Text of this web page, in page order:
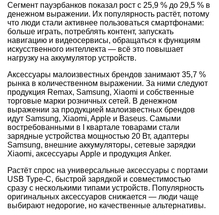
Сегмент пауэрбанков показал рост с 25,9 % до 29,5 % в
денежном выражении. Их популярность растёт, потому
что люди стали активнее пользоваться смартфонами:
больше играть, потреблять контент, запускать
навигацию и видеосервисы, обращаться к функциям
искусственного интеллекта — всё это повышает
нагрузку на аккумулятор устройств.
Аксессуары малоизвестных брендов занимают 35,7 %
рынка в количественном выражении. За ними следуют
продукция Remax, Samsung, Xiaomi и собственные
торговые марки розничных сетей. В денежном
выражении за продукцией малоизвестных брендов
идут Samsung, Xiaomi, Apple и Baseus. Самыми
востребованными в I квартале товарами стали
зарядные устройства мощностью 20 Вт, адаптеры
Samsung, внешние аккумуляторы, сетевые зарядки
Xiaomi, аксессуары Apple и продукция Anker.
Растёт спрос на универсальные аксессуары с портами
USB Type-C, быстрой зарядкой и совместимостью
сразу с несколькими типами устройств. Популярность
оригинальных аксессуаров снижается — люди чаще
выбирают недорогие, но качественные альтернативы.